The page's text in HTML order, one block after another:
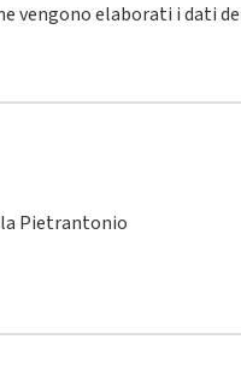
vengono elaborati i dati
Pietrantonio